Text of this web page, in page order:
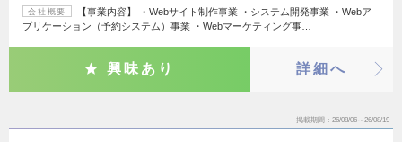
会社概要
【事業内容】 ・Webサイト制作事業 ・システム開発事業 ・Webア
プリケーション（予約システム）事業 ・Webマーケティング事…
興味あり 詳細へ
掲載期間 26/08/06～26/08/19